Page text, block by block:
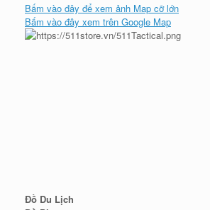
Bấm vào đây để xem ảnh Map cỡ lớn
Bấm vào đây xem trên Google Map
Đồ Du Lịch